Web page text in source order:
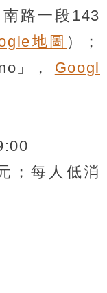
路一段143
地圖 ）；
」， Googl
；每人低消